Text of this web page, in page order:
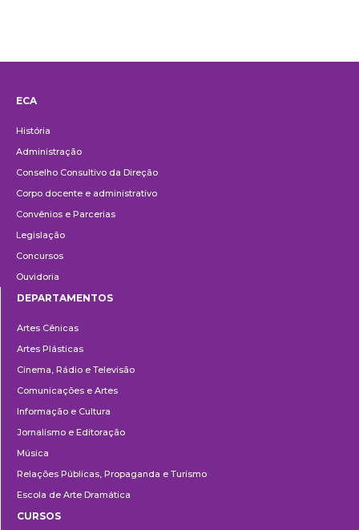
ECA
História
Administração
Conselho Consultivo da Direção
Corpo docente e administrativo
Convênios e Parcerias
Legislação
Concursos
Ouvidoria
DEPARTAMENTOS
Artes Cênicas
Artes Plásticas
Cinema, Rádio e Televisão
Comunicações e Artes
Informação e Cultura
Jornalismo e Editoração
Música
Relações Públicas, Propaganda e Turismo
Escola de Arte Dramática
CURSOS